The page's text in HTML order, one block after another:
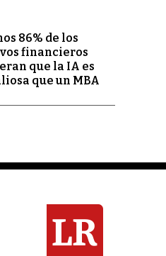
86% de los
financieros
que la IA es
que un MBA